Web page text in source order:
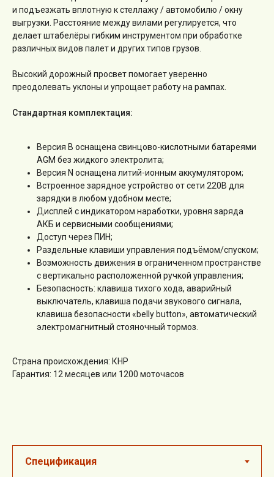
и подъезжать вплотную к стеллажу / автомобилю / окну
выгрузки. Расстояние между вилами регулируется, что
делает штабелёры гибким инструментом при обработке
различных видов палет и других типов грузов.
Высокий дорожный просвет помогает уверенно
преодолевать уклоны и упрощает работу на рампах.
Стандартная комплектация:
Версия B оснащена свинцово-кислотными батареями
AGM без жидкого электролита;
Версия N оснащена литий-ионным аккумулятором;
Встроенное зарядное устройство от сети 220В для
зарядки в любом удобном месте;
Дисплей с индикатором наработки, уровня заряда
АКБ и сервисными сообщениями;
Доступ через ПИН;
Раздельные клавиши управления подъёмом/спуском;
Возможность движения в ограниченном пространстве
с вертикально расположенной ручкой управления;
Безопасность: клавиша тихого хода, аварийный
выключатель, клавиша подачи звукового сигнала,
клавиша безопасности «belly button», автоматический
электромагнитный стояночный тормоз.
Страна происхождения: КНР
Гарантия: 12 месяцев или 1200 моточасов